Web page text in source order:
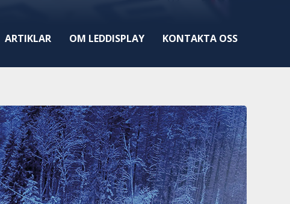
ARTIKLAR OM LEDDISPLAY KONTAKTA OSS